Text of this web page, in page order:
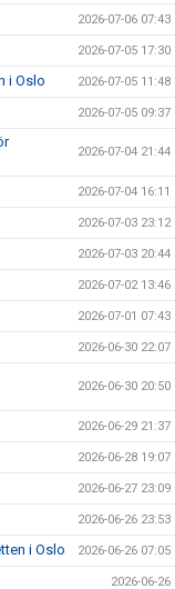
2026-07-06 07:43
2026-07-05 17:30
i Oslo 2026-07-05 11:48
2026-07-05 09:37
2026-07-04 21:44
2026-07-04 16:11
2026-07-03 23:12
2026-07-03 20:44
2026-07-02 13:46
2026-07-01 07:43
2026-06-30 22:07
2026-06-30 20:50
2026-06-29 21:37
2026-06-28 19:07
2026-06-27 23:09
2026-06-26 23:53
i Oslo 2026-06-26 07:05
2026-06-26